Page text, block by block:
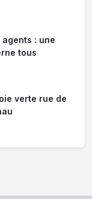
: une
tous
verte rue de